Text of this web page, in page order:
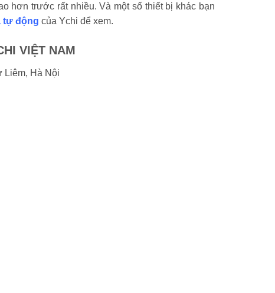
hơn trước rất nhiều. Và một số thiết bị khác bạn
tự động của Ychi để xem.
VIỆT NAM
Liêm, Hà Nội